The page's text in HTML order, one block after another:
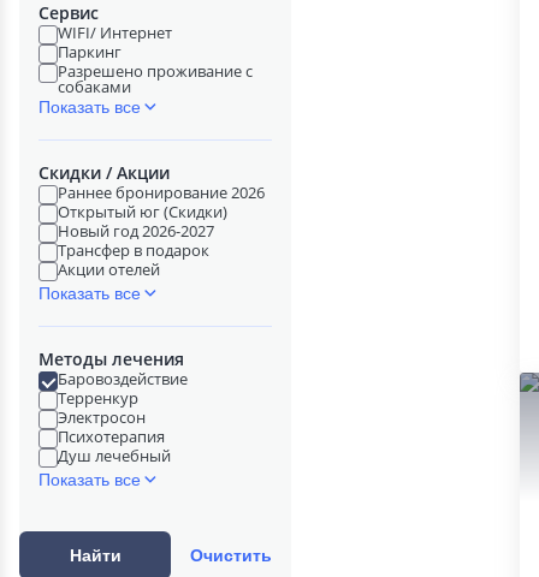
Сервис
WIFI/ Интернет
Паркинг
Разрешено проживание с
собаками
Показать все
Скидки / Акции
Раннее бронирование 2026
Открытый юг (Скидки)
Новый год 2026-2027
Трансфер в подарок
Акции отелей
Показать все
Методы лечения
Баровоздействие
Терренкур
Электросон
Психотерапия
Душ лечебный
Показать все
Найти Очистить